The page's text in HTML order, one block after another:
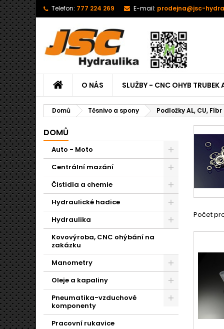
Telefon: 777 224 269 E-mail: prodejna@jsc-
O NÁS SLUŽBY - CNC OHYB TRUBEK
Domů Těsnivo a spony Podložky AL, CU, Fíbr
DOMŮ
Auto - Moto
Centrální mazání
Čistidla a chemie
Hydraulické hadice
Hydraulika
Kovovýroba, CNC ohýbání na
zakázku
Manometry
Oleje a kapaliny
Pneumatika-vzduchové
komponenty
Pracovní rukavice
Počet